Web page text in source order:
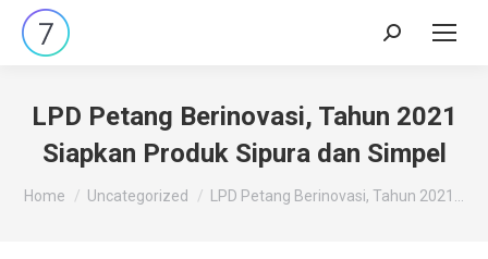
Search:
LPD Petang Berinovasi, Tahun 2021
Siapkan Produk Sipura dan Simpel
You are here:
Home Uncategorized LPD Petang Berinovasi, Tahun 2021…